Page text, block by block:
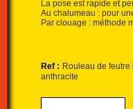
La pose est rapide et
Au chalumeau : pour
Par clouage : méthode
Ref : Rouleau de feutre
anthracite